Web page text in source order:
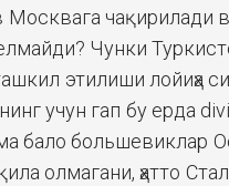
Москвага чақирилади
Чунки
этилиши лойиҳа
учун гап бу ерда
бало большевиклар
олмагани, ҳатто